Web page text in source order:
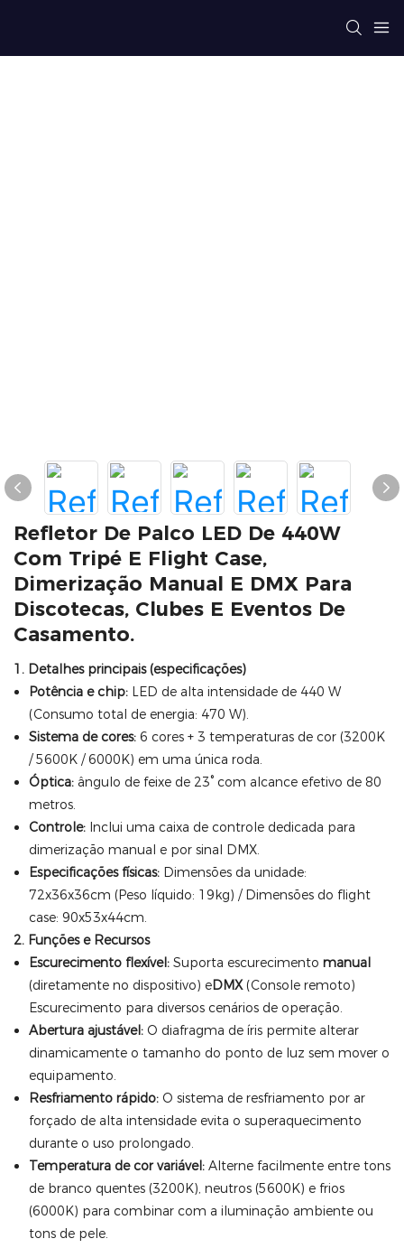
Refletor De Palco LED De 440W
Com Tripé E Flight Case,
Dimerização Manual E DMX Para
Discotecas, Clubes E Eventos De
Casamento.
1. Detalhes principais (especificações)
Potência e chip:LED de alta intensidade de 440 W
(Consumo total de energia: 470 W).
Sistema de cores:6 cores + 3 temperaturas de cor (3200K
/ 5600K / 6000K) em uma única roda.
Óptica:ângulo de feixe de 23° com alcance efetivo de 80
metros.
Controle:Inclui uma caixa de controle dedicada para
dimerização manual e por sinal DMX.
Especificações físicas:Dimensões da unidade:
72x36x36cm (Peso líquido: 19kg) / Dimensões do flight
case: 90x53x44cm.
2. Funções e Recursos
Escurecimento flexível:Suporta escurecimento manual
(diretamente no dispositivo) eDMX(Console remoto)
Escurecimento para diversos cenários de operação.
Abertura ajustável:O diafragma de íris permite alterar
dinamicamente o tamanho do ponto de luz sem mover o
equipamento.
Resfriamento rápido:O sistema de resfriamento por ar
forçado de alta intensidade evita o superaquecimento
durante o uso prolongado.
Temperatura de cor variável:Alterne facilmente entre tons
de branco quentes (3200K), neutros (5600K) e frios
(6000K) para combinar com a iluminação ambiente ou
tons de pele.